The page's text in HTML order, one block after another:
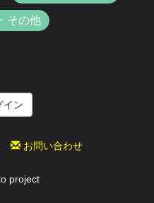
その他
イン
お問い合わせ
project